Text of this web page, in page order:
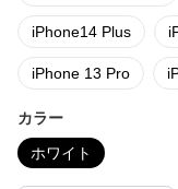
iPhone14 Plus
iPhone 13 Pro
カラー
ホワイト